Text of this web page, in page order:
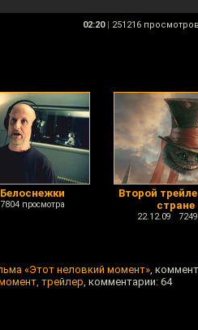
02:20 | 251216 просмотров
просмотра
Второй
стране
22.12.09
«Этот неловкий момент»,
трейлер, комментарии: 64